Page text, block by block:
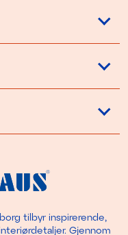
tilbyr inspirerende,
Gjennom